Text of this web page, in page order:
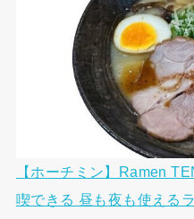
【ホーチミン】Ramen
喫できる 昼も夜も使える